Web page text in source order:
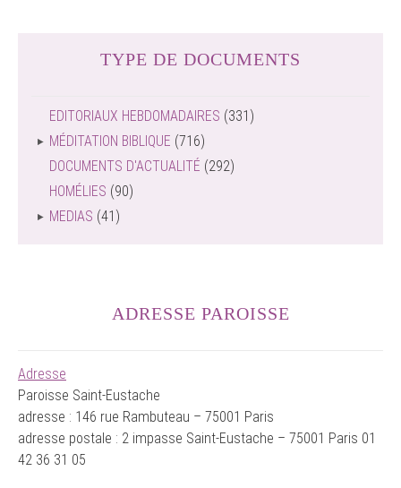
TYPE DE DOCUMENTS
EDITORIAUX HEBDOMADAIRES (331)
MÉDITATION BIBLIQUE (716)
DOCUMENTS D'ACTUALITÉ (292)
HOMÉLIES (90)
MEDIAS (41)
ADRESSE PAROISSE
Adresse
Paroisse Saint-Eustache
adresse : 146 rue Rambuteau – 75001 Paris
adresse postale : 2 impasse Saint-Eustache – 75001 Paris 01
42 36 31 05